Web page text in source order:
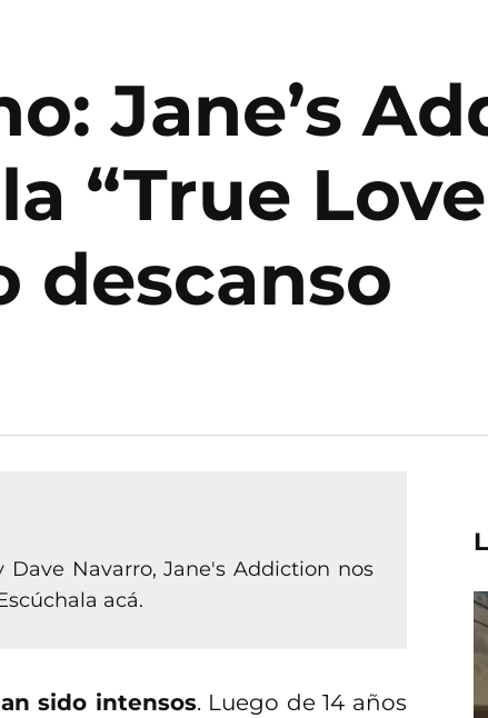
Jane’s
“True
descanso
Navarro, Jane's Addiction nos
acá.
sido intensos. Luego de 14 años